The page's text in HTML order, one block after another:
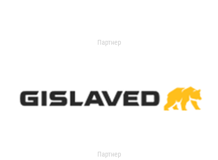
Партнер
Партнер